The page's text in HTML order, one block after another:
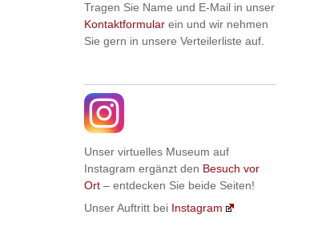
Tragen Sie Name und E-Mail in unser
Kontaktformular ein und wir nehmen
Sie gern in unsere Verteilerliste auf.
Unser virtuelles Museum auf
Instagram ergänzt den Besuch vor
Ort – entdecken Sie beide Seiten!
Unser Auftritt bei Instagram